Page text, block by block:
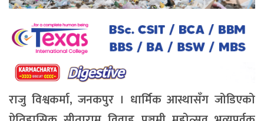
राजु विश्वकर्मा, जनकपुर । धार्मिक आस्थासँग जोडिएको